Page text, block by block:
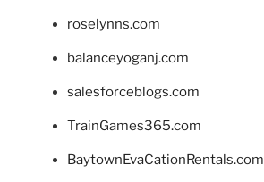
roselynns.com
balanceyoganj.com
salesforceblogs.com
TrainGames365.com
BaytownEvaCationRentals.com